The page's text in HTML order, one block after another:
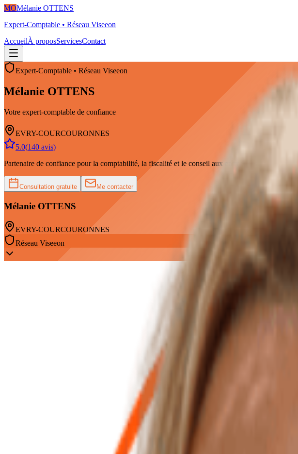
MOMélanie OTTENS
Expert-Comptable • Réseau Viseeon
AccueilÀ proposServicesContact
Expert-Comptable • Réseau Viseeon
Mélanie OTTENS
Votre expert-comptable de confiance
EVRY-COURCOURONNES
5.0(140 avis)
Partenaire de confiance pour la comptabilité, la fiscalité et le conseil aux entreprises.
Consultation gratuite Me contacter
Mélanie OTTENS
EVRY-COURCOURONNES
Réseau Viseeon
C’est le partenaire privilégié de tout entrepreneur. Votre expert-comptable, Mélanie OTTENS,
Forte d’une expérience de plus de 15 ans en tant qu’expert-comptable, je sais m’adapter à
Je suis spécialisée dans la création d’entreprise, dans l’accompagnement des porteurs de